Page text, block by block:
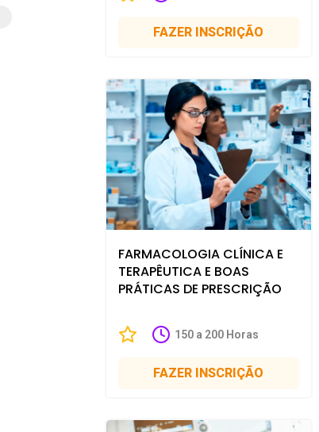
FAZER INSCRIÇÃO
FARMACOLOGIA CLÍNICA E
TERAPÊUTICA E BOAS
PRÁTICAS DE PRESCRIÇÃO
150 a 200 Horas
FAZER INSCRIÇÃO